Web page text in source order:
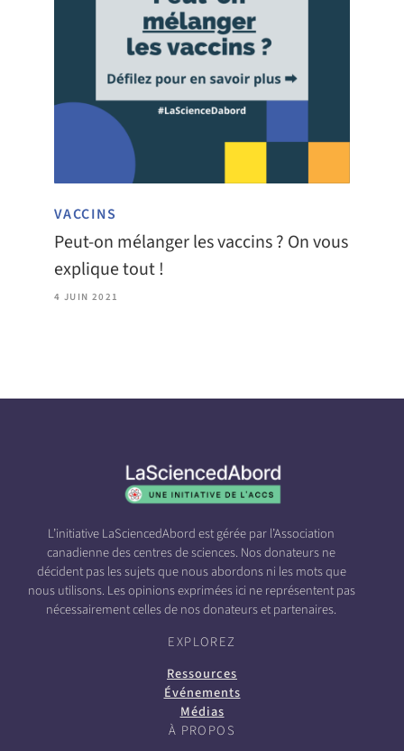
VACCINS
Peut-on mélanger les vaccins ? On vous
explique tout !
4 JUIN 2021
L’initiative LaSciencedAbord est gérée par l’Association
canadienne des centres de sciences. Nos donateurs ne
décident pas les sujets que nous abordons ni les mots que
nous utilisons. Les opinions exprimées ici ne représentent pas
nécessairement celles de nos donateurs et partenaires.
EXPLOREZ
Ressources
Événements
Médias
À PROPOS